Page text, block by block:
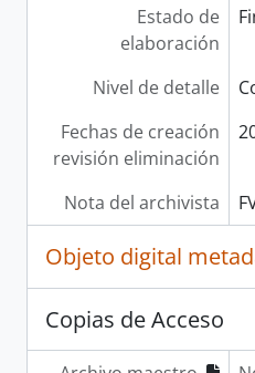
Estado de
elaboración
Nivel de detalle
Fechas de creación
revisión eliminación
Nota del archivista
Objeto digital
Copias de Acceso